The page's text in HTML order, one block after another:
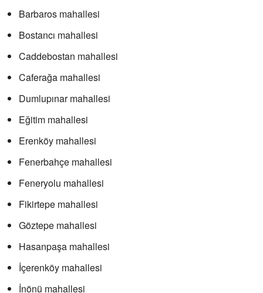
Barbaros mahallesi
Bostancı mahallesi
Caddebostan mahallesi
Caferağa mahallesi
Dumlupınar mahallesi
Eğitim mahallesi
Erenköy mahallesi
Fenerbahçe mahallesi
Feneryolu mahallesi
Fikirtepe mahallesi
Göztepe mahallesi
Hasanpaşa mahallesi
İçerenköy mahallesi
İnönü mahallesi